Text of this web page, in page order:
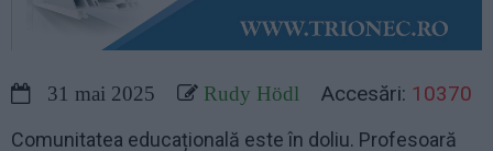
31 mai 2025 Rudy Hödl Accesări: 10370
Comunitatea educațională este în doliu. Profesoară